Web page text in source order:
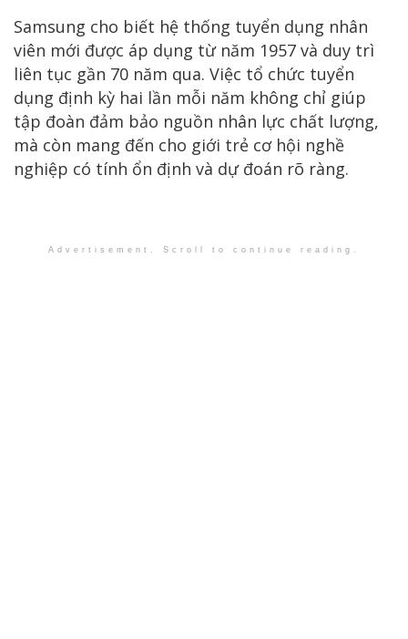
Samsung cho biết hệ thống tuyển dụng nhân
viên mới được áp dụng từ năm 1957 và duy trì
liên tục gần 70 năm qua. Việc tổ chức tuyển
dụng định kỳ hai lần mỗi năm không chỉ giúp
tập đoàn đảm bảo nguồn nhân lực chất lượng,
mà còn mang đến cho giới trẻ cơ hội nghề
nghiệp có tính ổn định và dự đoán rõ ràng.
Advertisement. Scroll to continue reading.